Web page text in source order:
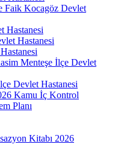
Faik Kocagöz Devlet
Hastanesi
Hastanesi
Menteşe İlçe Devlet
Devlet Hastanesi
Kamu İç Kontrol
Planı
Kitabı 2026